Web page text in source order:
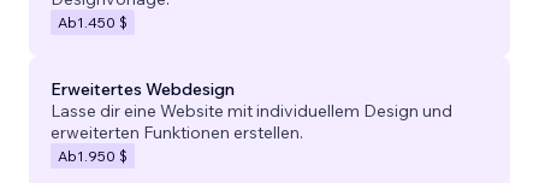
Ab1.450 $
Erweitertes Webdesign
Lasse dir eine Website mit individuellem Design und
erweiterten Funktionen erstellen.
Ab1.950 $